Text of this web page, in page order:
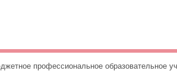
профессиональное